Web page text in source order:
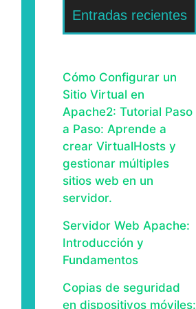
Entradas recientes
Cómo Configurar un
Sitio Virtual en
Apache2: Tutorial Paso
a Paso: Aprende a
crear VirtualHosts y
gestionar múltiples
sitios web en un
servidor.
Servidor Web Apache:
Introducción y
Fundamentos
Copias de seguridad
en dispositivos móviles: